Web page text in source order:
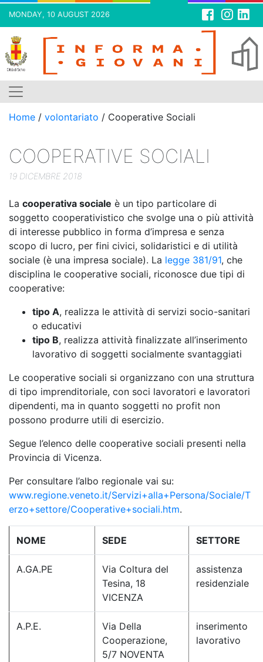
MONDAY, 10 AUGUST 2026
Skip
content
Home / volontariato / Cooperative Sociali
COOPERATIVE SOCIALI
19 DICEMBRE 2018
La cooperativa sociale è un tipo particolare di
soggetto cooperativistico che svolge una o più attività
di interesse pubblico in forma d’impresa e senza
scopo di lucro, per fini civici, solidaristici e di utilità
sociale (è una impresa sociale). La legge 381/91, che
disciplina le cooperative sociali, riconosce due tipi di
cooperative:
tipo A, realizza le attività di servizi socio-sanitari
o educativi
tipo B, realizza attività finalizzate all’inserimento
lavorativo di soggetti socialmente svantaggiati
Le cooperative sociali si organizzano con una struttura
di tipo imprenditoriale, con soci lavoratori e lavoratori
dipendenti, ma in quanto soggetti no profit non
possono produrre utili di esercizio.
Segue l’elenco delle cooperative sociali presenti nella
Provincia di Vicenza.
Per consultare l’albo regionale vai su:
www.regione.veneto.it/Servizi+alla+Persona/Sociale/T
erzo+settore/Cooperative+sociali.htm.
NOME SEDE SETTORE
A.GA.PE
Via Coltura del
Tesina, 18
VICENZA
assistenza
residenziale
A.P.E.
Via Della
Cooperazione,
5/7 NOVENTA
inserimento
lavorativo